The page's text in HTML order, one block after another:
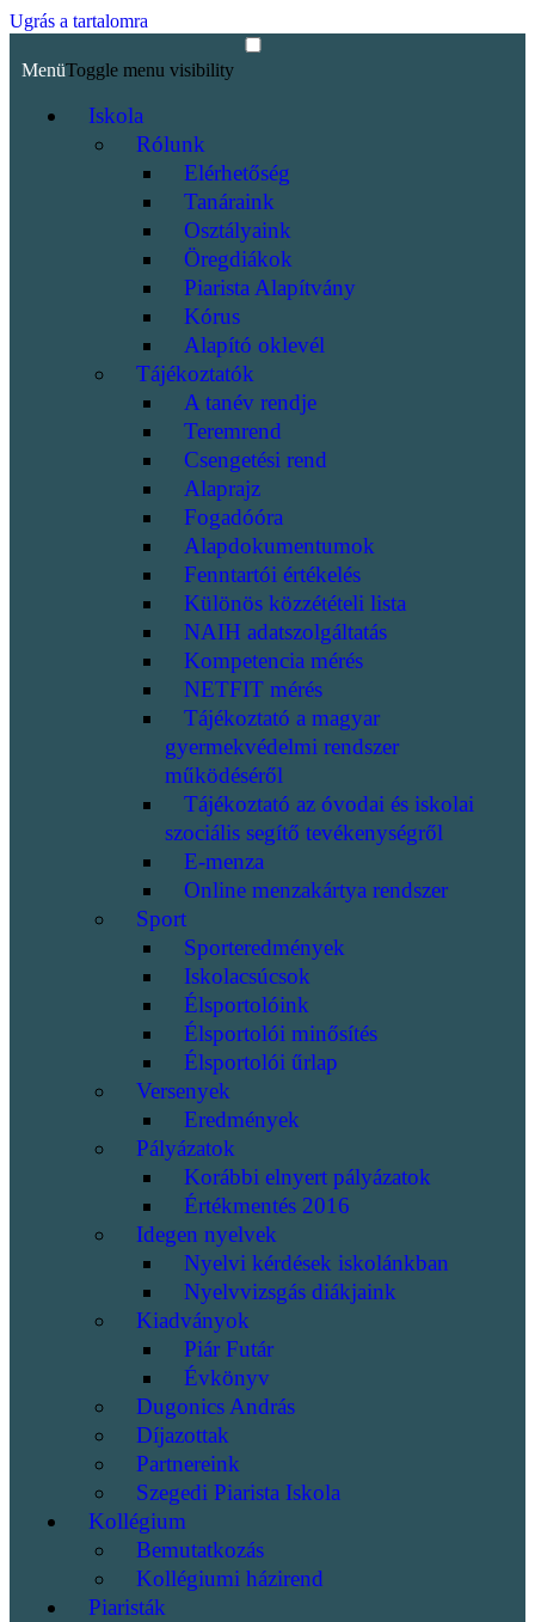
Ugrás a tartalomra
MenüToggle menu visibility
Iskola
Rólunk
Elérhetőség
Tanáraink
Osztályaink
Öregdiákok
Piarista Alapítvány
Kórus
Alapító oklevél
Tájékoztatók
A tanév rendje
Teremrend
Csengetési rend
Alaprajz
Fogadóóra
Alapdokumentumok
Fenntartói értékelés
Különös közzétételi lista
NAIH adatszolgáltatás
Kompetencia mérés
NETFIT mérés
Tájékoztató a magyar
gyermekvédelmi rendszer
működéséről
Tájékoztató az óvodai és iskolai
szociális segítő tevékenységről
E-menza
Online menzakártya rendszer
Sport
Sporteredmények
Iskolacsúcsok
Élsportolóink
Élsportolói minősítés
Élsportolói űrlap
Versenyek
Eredmények
Pályázatok
Korábbi elnyert pályázatok
Értékmentés 2016
Idegen nyelvek
Nyelvi kérdések iskolánkban
Nyelvvizsgás diákjaink
Kiadványok
Piár Futár
Évkönyv
Dugonics András
Díjazottak
Partnereink
Szegedi Piarista Iskola
Kollégium
Bemutatkozás
Kollégiumi házirend
Piaristák